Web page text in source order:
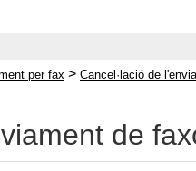
per fax > Cancel·lació de
de